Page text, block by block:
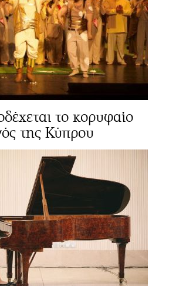
το κορυφαίο
της Κύπρου